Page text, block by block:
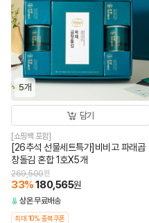
5개
담기
[쇼핑백 포함]
[26추석 선물세트특가]비비고 파래곱
창돌김 혼합 1호X5개
269,500원
33%180,565원
상온무료배송
최대 10% 중복쿠폰